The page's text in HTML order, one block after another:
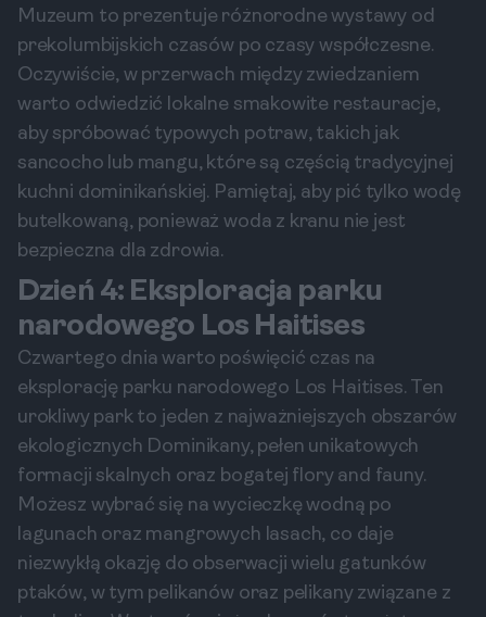
Muzeum to prezentuje różnorodne wystawy od
prekolumbijskich czasów po czasy współczesne.
Oczywiście, w przerwach między zwiedzaniem
warto odwiedzić lokalne smakowite restauracje,
aby spróbować typowych potraw, takich jak
sancocho lub mangu, które są częścią tradycyjnej
kuchni dominikańskiej. Pamiętaj, aby pić tylko wodę
butelkowaną, ponieważ woda z kranu nie jest
bezpieczna dla zdrowia.
Dzień 4: Eksploracja parku
narodowego Los Haitises
Czwartego dnia warto poświęcić czas na
eksplorację parku narodowego Los Haitises. Ten
urokliwy park to jeden z najważniejszych obszarów
ekologicznych Dominikany, pełen unikatowych
formacji skalnych oraz bogatej flory and fauny.
Możesz wybrać się na wycieczkę wodną po
lagunach oraz mangrowych lasach, co daje
niezwykłą okazję do obserwacji wielu gatunków
ptaków, w tym pelikanów oraz pelikany związane z